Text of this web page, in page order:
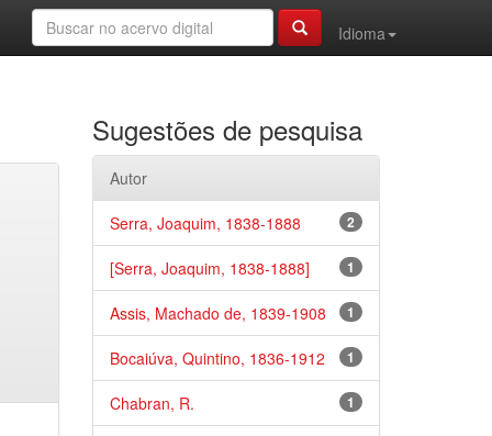
Idioma
Sugestões de pesquisa
Autor
2
Serra, Joaquim, 1838-1888
1
[Serra, Joaquim, 1838-1888]
1
Assis, Machado de, 1839-1908
1
Bocaiúva, Quintino, 1836-1912
1
Chabran, R.